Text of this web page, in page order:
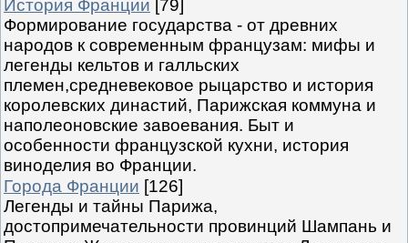
История Франции [79]
Формирование государства - от древних
народов к современным французам: мифы и
легенды кельтов и галльских
племен,средневековое рыцарство и история
королевских династий, Парижская коммуна и
наполеоновские завоевания. Быт и
особенности французской кухни, история
виноделия во Франции.
Города Франции [126]
Легенды и тайны Парижа,
достопримечательности провинций Шампань и